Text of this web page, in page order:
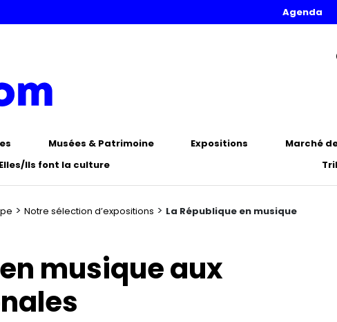
Agenda
Musées & Patrimoine Expositions
Marché
Elles/Ils font la culture
> Notre sélection d’expositions > La République en musique
musique aux